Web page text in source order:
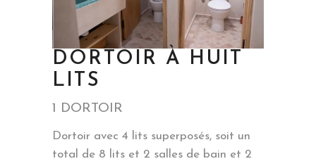
DORTOIR À HUIT
LITS
1 DORTOIR
Dortoir avec 4 lits superposés, soit un
total de 8 lits et 2 salles de bain et 2